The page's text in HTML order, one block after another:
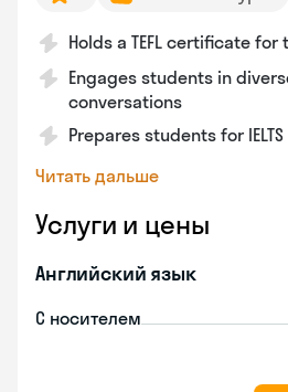
Holds a TEFL certificate
Engages students in
conversations
Prepares students for
Читать дальше
Услуги и цены
Английский язык
С носителем